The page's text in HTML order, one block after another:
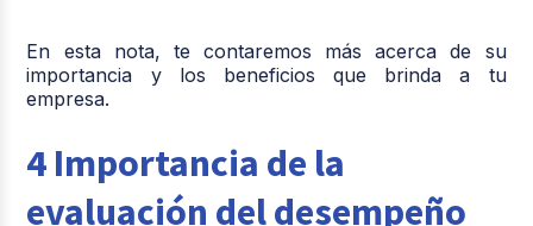
En esta nota, te contaremos más acerca de su
importancia y los beneficios que brinda a tu
empresa.
4 Importancia de la
evaluación del desempeño